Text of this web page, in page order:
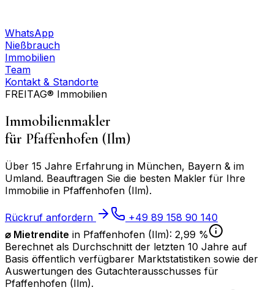
WhatsApp
Nießbrauch
Immobilien
Team
Kontakt & Standorte
FREITAG® Immobilien
Immobilienmakler
für Pfaffenhofen (Ilm)
Über 15 Jahre Erfahrung in München, Bayern & im
Umland. Beauftragen Sie die besten Makler für Ihre
Immobilie in Pfaffenhofen (Ilm).
Rückruf anfordern
+49 89 158 90 140
⌀ Mietrendite in Pfaffenhofen (Ilm): 2,99 %
Berechnet als Durchschnitt der letzten 10 Jahre auf
Basis öffentlich verfügbarer Marktstatistiken sowie der
Auswertungen des Gutachterausschusses für
Pfaffenhofen (Ilm).